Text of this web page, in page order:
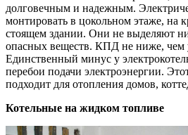
долговечным и надежным.
монтировать в цокольном этаже, на
стоящем здании. Они не выделяют
опасных веществ. КПД не ниже, чем
Единственный минус у
перебои подачи электроэнергии.
подходит для отопления домов,
Котельные на жидком топливе